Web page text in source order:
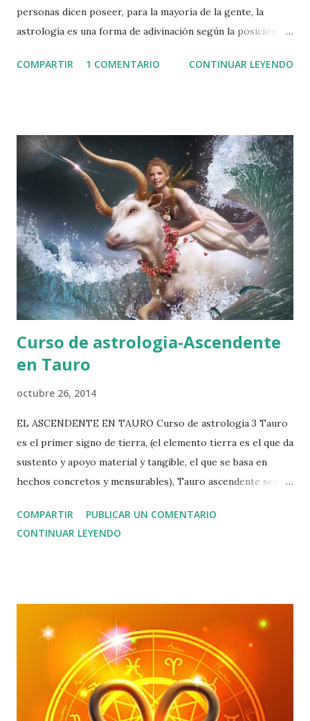
personas dicen poseer, para la mayoría de la gente, la
astrología es una forma de adivinación según la posición de
acierto el tipo de pareja que tendría otra, aunque a la vez
menos de adivinación de lo que pensamos. Creer que
alguien por muy elevado en su trabajo que sea, puede
adivinar, es tanto como decir que no existe libertad de
elección en el ser humano, y esto es algo en gran parte
falso, y que solo puede admitir quien se sienta preso del
destino, para bien o para mal .
COMPARTIR 1 COMENTARIO CONTINUAR LEYENDO
Curso de astrologia-Ascendente
en Tauro
octubre 26, 2014
EL ASCENDENTE EN TAURO Curso de astrologia 3 Tauro
es el primer signo de tierra, (el elemento tierra es el que da
sustento y apoyo material y tangible, el que se basa en
hechos concretos y mensurables), Tauro ascendente señala
necesidad de expresarnos de manera pragmática, y que lo
primero que exigimos al mundo es un sostén material.
rumia lentamente lo que desea realizar, pero logra sus
objetivos con seguridad y afianzándose en cada paso, Tauro
es un signo fijo, y los signos fijos se hacen fuertes en su
terreno, la forma de lograrlo no es otra que aprovechar la
menor firmeza de propósitos de los demás, usar la
voluntad de dominio.
COMPARTIR
PUBLICAR UN COMENTARIO
CONTINUAR LEYENDO